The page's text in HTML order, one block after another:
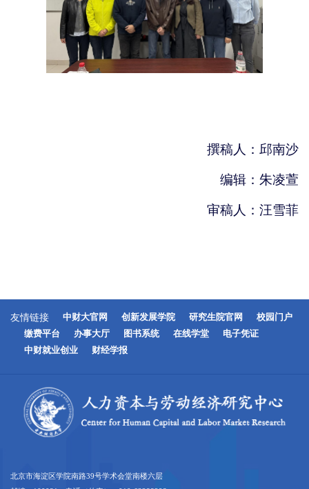
撰稿人：邱南沙
编辑：朱凌萱
审稿人：汪雪菲
友情链接 中财大官网 创新发展学院 研究生院官网
校园门户
缴费平台
办事大厅 图书系统 在线学堂
电子凭证
中财就业创业
财经学报
北京市海淀区学院南路39号学术会堂南楼六层